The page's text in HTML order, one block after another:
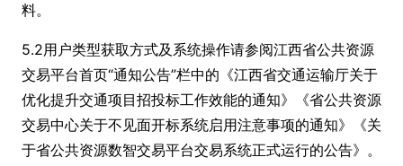
料。
5.2用户类型获取方式及系统操作请参阅江西省公共资源
交易平台首页“通知公告”栏中的《江西省交通运输厅关于
优化提升交通项目招投标工作效能的通知》《省公共资源
交易中心关于不见面开标系统启用注意事项的通知》《关
于省公共资源数智交易平台交易系统正式运行的公告》。